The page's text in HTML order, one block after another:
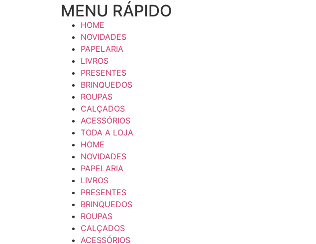
MENU RÁPIDO
HOME
NOVIDADES
PAPELARIA
LIVROS
PRESENTES
BRINQUEDOS
ROUPAS
CALÇADOS
ACESSÓRIOS
TODA A LOJA
HOME
NOVIDADES
PAPELARIA
LIVROS
PRESENTES
BRINQUEDOS
ROUPAS
CALÇADOS
ACESSÓRIOS